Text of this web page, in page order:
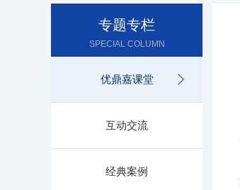
专题专栏
SPECIAL COLUMN
优鼎嘉课堂
互动交流
经典案例